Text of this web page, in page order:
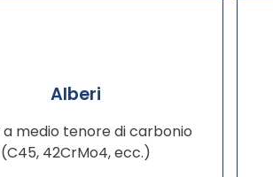
Alberi
a medio tenore di carbonio
(C45, 42CrMo4, ecc.)